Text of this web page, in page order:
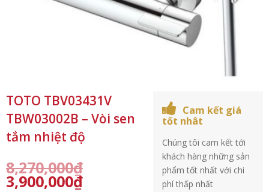
TOTO TBV03431V
TBW03002B – Vòi sen
tắm nhiệt độ
8,270,000₫
3,900,000₫
Cam kết giá
tốt nhât
Chúng tôi cam kết tới
khách hàng những sản
phẩm tốt nhất với chi
phí thấp nhất